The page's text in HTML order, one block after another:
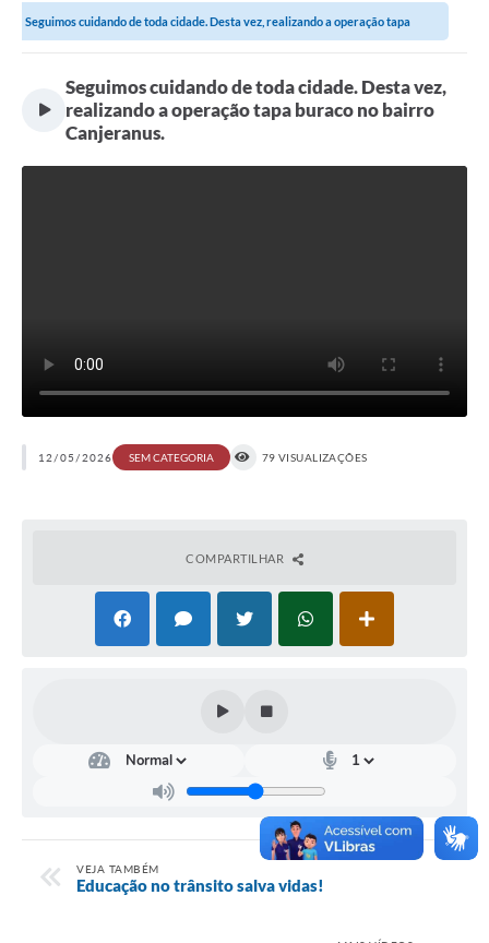
Estrutura Administrativa
Galeria de Fotos
Galeria de Vídeos
Seguimos cuidando de toda cidade. Desta vez, realizando a operação tapa
Seguimos cuidando de toda cidade. Desta vez,
realizando a operação tapa buraco no bairro
Canjeranus.
12/05/2026 SEM CATEGORIA 79 VISUALIZAÇÕES
COMPARTILHAR
VEJA TAMBÉM
Educação no trânsito salva vidas!